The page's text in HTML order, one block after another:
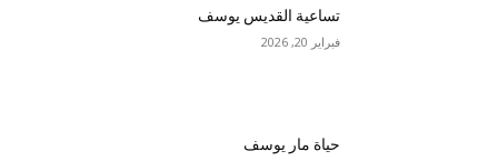
تساعية القديس يوسف
فبراير 20, 2026
حياة مار يوسف